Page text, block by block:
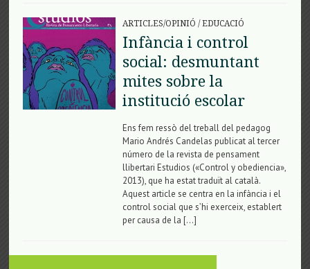
ARTICLES/OPINIÓ /EDUCACIÓ
Infància i control
social: desmuntant
mites sobre la
institució escolar
Ens fem ressò del treball del pedagog
Mario Andrés Candelas publicat al tercer
número de la revista de pensament
llibertari Estudios («Control y obediencia»,
2013), que ha estat traduït al català.
Aquest article se centra en la infància i el
control social que s’hi exerceix, establert
per causa de la […]